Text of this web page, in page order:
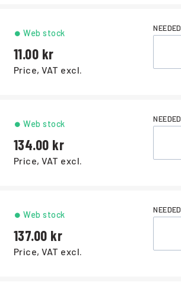
Price, VAT excl.
11.00
Web stock NEEDED
Price, VAT excl.
134.00
Web stock NEEDED
Price, VAT excl.
137.00
Web stock NEEDED